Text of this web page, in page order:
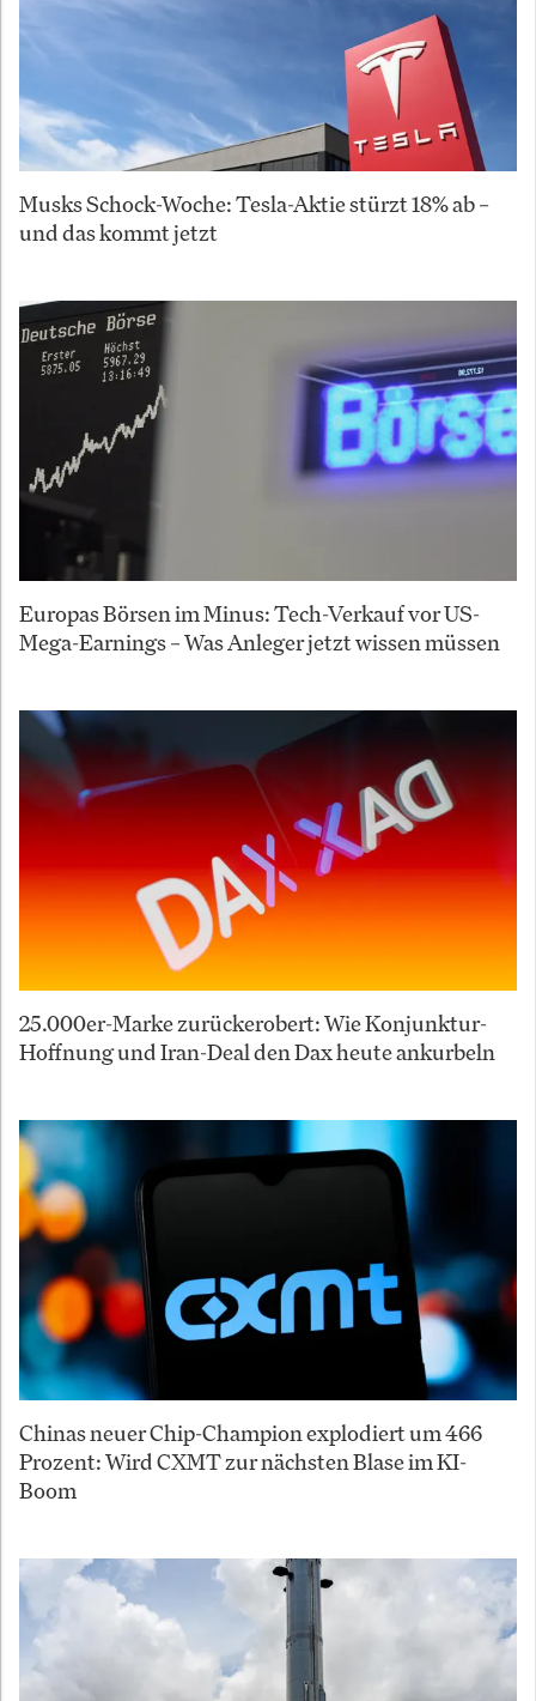
Musks Schock-Woche: Tesla-Aktie stürzt 18% ab –
und das kommt jetzt
Europas Börsen im Minus: Tech-Verkauf vor US-
Mega-Earnings – Was Anleger jetzt wissen müssen
25.000er-Marke zurückerobert: Wie Konjunktur-
Hoffnung und Iran-Deal den Dax heute ankurbeln
Chinas neuer Chip-Champion explodiert um 466
Prozent: Wird CXMT zur nächsten Blase im KI-
Boom